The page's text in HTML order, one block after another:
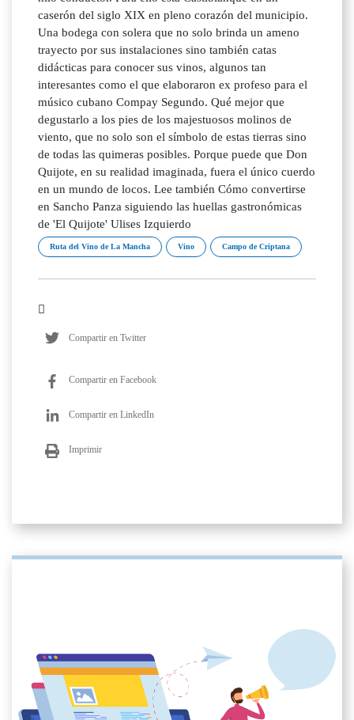
caserón del siglo XIX en pleno corazón del municipio.
Una bodega con solera que no solo brinda un ameno
trayecto por sus instalaciones sino también catas
didácticas para conocer sus vinos, algunos tan
interesantes como el que elaboraron ex profeso para el
músico cubano Compay Segundo. Qué mejor que
degustarlo a los pies de los majestuosos molinos de
viento, que no solo son el símbolo de estas tierras sino
de todas las quimeras posibles. Porque puede que Don
Quijote, en su realidad imaginada, fuera el único cuerdo
en un mundo de locos. Lee también Cómo convertirse
en Sancho Panza siguiendo las huellas gastronómicas
de 'El Quijote' Ulises Izquierdo
Ruta del Vino de La Mancha Vino Campo de Criptana
Compartir en Twitter
Compartir en Facebook
Compartir en LinkedIn
Imprimir